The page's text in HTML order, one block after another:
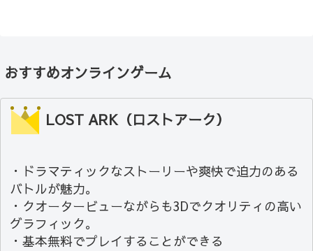
おすすめオンラインゲーム
LOST ARK（ロストアーク）
・ドラマティックなストーリーや爽快で迫力のある
バトルが魅力。
・クオータービューながらも3Dでクオリティの高い
グラフィック。
・基本無料でプレイすることができる